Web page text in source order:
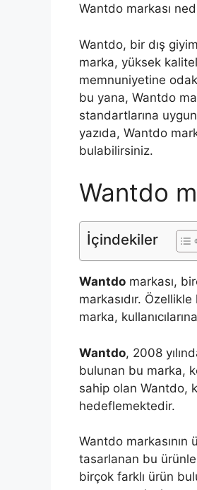
Wantdo markası
Wantdo, bir dış
marka, yüksek
memnuniyetine
bu yana, Wantdo
standartlarına
yazıda, Wantdo
bulabilirsiniz.
Wantdo
İçindekiler
Wantdo markası,
markasıdır.
marka,
Wantdo, 2008
bulunan bu marka,
sahip olan Wantdo,
hedeflemektedir.
Wantdo
tasarlanan bu
birçok farklı ürün